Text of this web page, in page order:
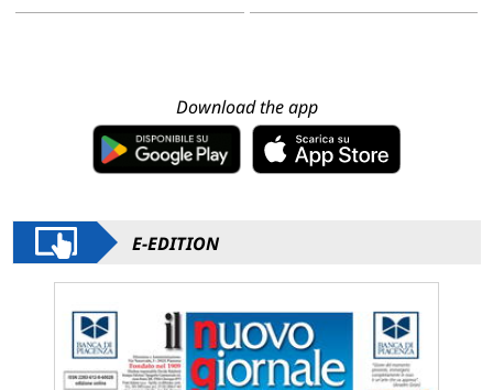
Download the app
E-EDITION